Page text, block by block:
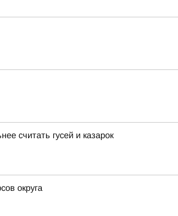
считать гусей и казарок
округа